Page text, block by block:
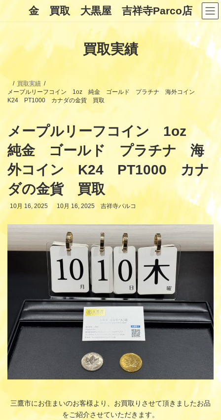
ン
キ
ッ
ー
に
移
金 買取 大黒屋 吉祥寺Parco店
買取実績
買取実績
メープルリーフコイン 1oz 純金 ゴールド プラチナ 海外コイン
K24 PT1000 カナダの金貨 買取
メープルリーフコイン 1oz
純金 ゴールド プラチナ 海
外コイン K24 PT1000 カナ
ダの金貨 買取
10月 16, 2025
最
時
10月 16, 2025 吉祥寺パルコ
三鷹市にお住まいのお客様より、お買取りさせて頂きましたお品
をご紹介させていただきます。